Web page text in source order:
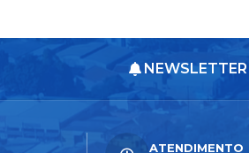
NEWSLETTER
ATENDIMENTO